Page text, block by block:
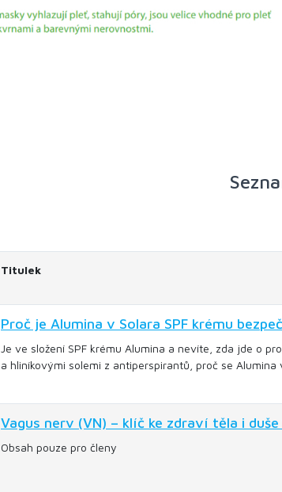
Titulek
Proč je Alumina v Solara SPF krému
Je ve složení SPF krému Alumina a nevíte, zda jde o
a hliníkovými solemi z antiperspirantů, proč se
Vagus nerv (VN) – klíč ke zdraví těla i duše
Obsah pouze pro členy